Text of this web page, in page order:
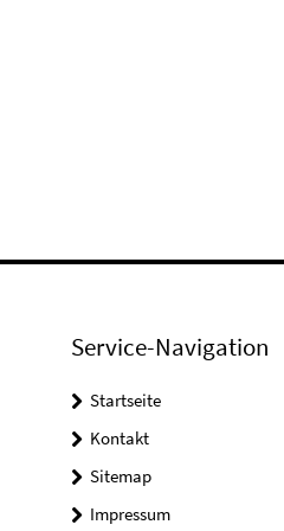
Service-Navigation
Startseite
Kontakt
Sitemap
Impressum